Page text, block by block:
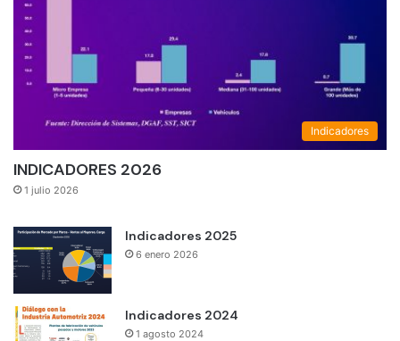
Indicadores
INDICADORES 2026
1 julio 2026
Indicadores 2025
6 enero 2026
Indicadores 2024
1 agosto 2024